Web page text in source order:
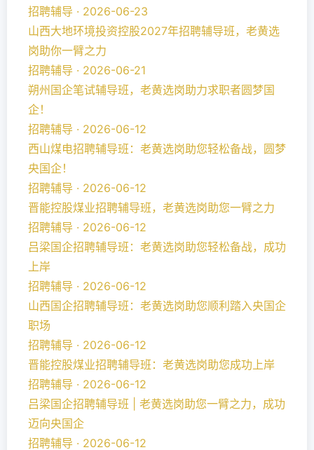
招聘辅导 · 2026-06-23
山西大地环境投资控股2027年招聘辅导班，老黄选
岗助你一臂之力
招聘辅导 · 2026-06-21
朔州国企笔试辅导班，老黄选岗助力求职者圆梦国
企！
招聘辅导 · 2026-06-12
西山煤电招聘辅导班：老黄选岗助您轻松备战，圆梦
央国企！
招聘辅导 · 2026-06-12
晋能控股煤业招聘辅导班，老黄选岗助您一臂之力
招聘辅导 · 2026-06-12
吕梁国企招聘辅导班：老黄选岗助您轻松备战，成功
上岸
招聘辅导 · 2026-06-12
山西国企招聘辅导班：老黄选岗助您顺利踏入央国企
职场
招聘辅导 · 2026-06-12
晋能控股煤业招聘辅导班：老黄选岗助您成功上岸
招聘辅导 · 2026-06-12
吕梁国企招聘辅导班 | 老黄选岗助您一臂之力，成功
迈向央国企
招聘辅导 · 2026-06-12